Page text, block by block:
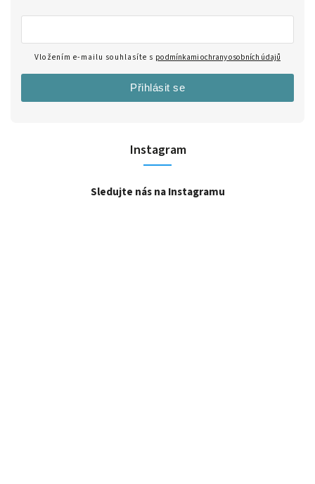
Instagram
Sledujte nás na Instagramu
Vložením e-mailu souhlasíte s podmínkami ochrany osobních údajů
Přihlásit se